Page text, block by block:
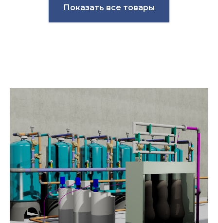
Показать все товары